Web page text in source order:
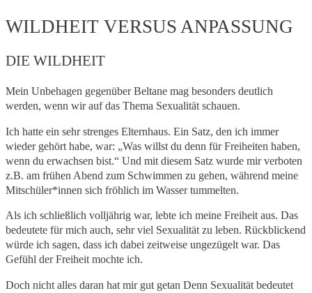
WILDHEIT VERSUS ANPASSUNG
DIE WILDHEIT
Mein Unbehagen gegenüber Beltane mag besonders deutlich
werden, wenn wir auf das Thema Sexualität schauen.
Ich hatte ein sehr strenges Elternhaus. Ein Satz, den ich immer
wieder gehört habe, war: „Was willst du denn für Freiheiten haben,
wenn du erwachsen bist.“ Und mit diesem Satz wurde mir verboten
z.B. am frühen Abend zum Schwimmen zu gehen, während meine
Mitschüler*innen sich fröhlich im Wasser tummelten.
Als ich schließlich volljährig war, lebte ich meine Freiheit aus. Das
bedeutete für mich auch, sehr viel Sexualität zu leben. Rückblickend
würde ich sagen, dass ich dabei zeitweise ungezügelt war. Das
Gefühl der Freiheit mochte ich.
Doch nicht alles daran hat mir gut getan Denn Sexualität bedeutet